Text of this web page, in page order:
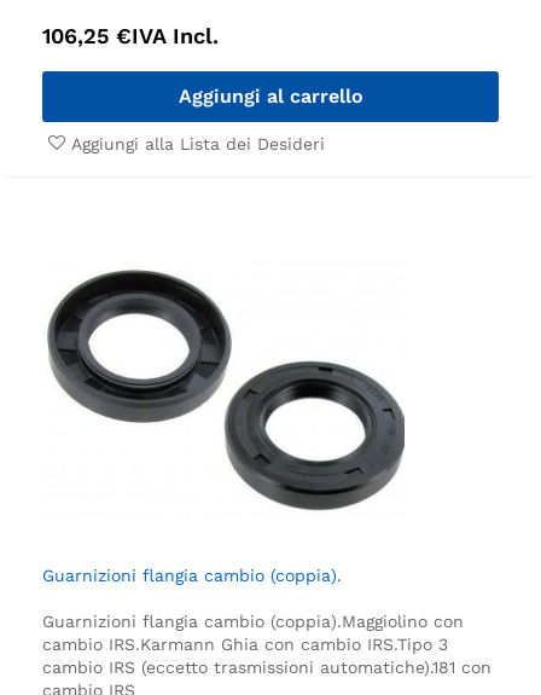
106,25 €IVA Incl.
Aggiungi al carrello
Aggiungi alla Lista dei Desideri
Guarnizioni flangia cambio (coppia).
Guarnizioni flangia cambio (coppia).Maggiolino con
cambio IRS.Karmann Ghia con cambio IRS.Tipo 3
cambio IRS (eccetto trasmissioni automatiche).181 con
cambio IRS